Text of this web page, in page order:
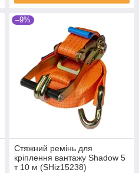
–9%
Стяжний ремінь для
кріплення вантажу Shadow 5
т 10 м (SHiz15238)